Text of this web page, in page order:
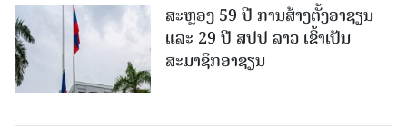
ສະຫຼອງ 59 ປີ ການສ້າງຕັ້ງອາຊຽນ
ແລະ 29 ປີ ສປປ ລາວ ເຂົ້າເປັນ
ສະມາຊິກອາຊຽນ